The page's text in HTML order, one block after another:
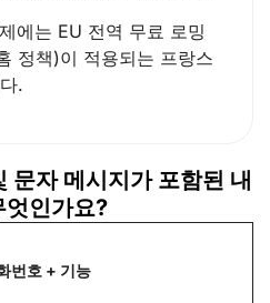
에는 EU 전역 무료 로밍
정책)이 적용되는 프랑스
.
문자 메시지가 포함된 내
엇인가요?
번호 + 기능